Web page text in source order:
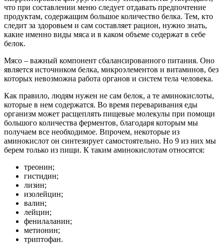
что при составлении меню следует отдавать предпочтение
продуктам, содержащим большое количество белка. Тем, кто
следит за здоровьем и сам составляет рацион, нужно знать,
какие именно виды мяса и в каком объеме содержат в себе
белок.
Мясо – важный компонент сбалансированного питания. Оно
является источником белка, микроэлементов и витаминов, без
которых невозможна работа органов и систем тела человека.
Как правило, людям нужен не сам белок, а те аминокислоты,
которые в нем содержатся. Во время переваривания еды
организм может расщеплять пищевые молекулы при помощи
большого количества ферментов, благодаря которым мы
получаем все необходимое. Впрочем, некоторые из
аминокислот он синтезирует самостоятельно. Но 9 из них мы
берем только из пищи. К таким аминокислотам относятся:
треонин;
гистидин;
лизин;
изолейцин;
валин;
лейцин;
фенилаланин;
метионин;
триптофан.